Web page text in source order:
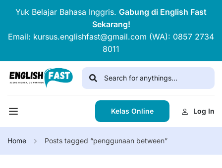
Yuk Belajar Bahasa Inggris. Gabung di English Fast
Sekarang!
Email: kursus.englishfast@gmail.com (WA): 0857 2734
8011
Kelas Online Log In
Home Posts tagged “penggunaan between”